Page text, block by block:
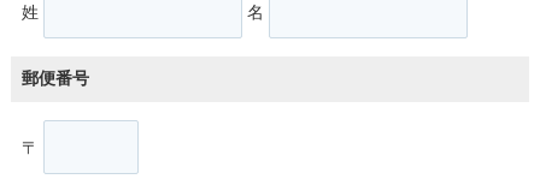
姓 名
郵便番号
〒